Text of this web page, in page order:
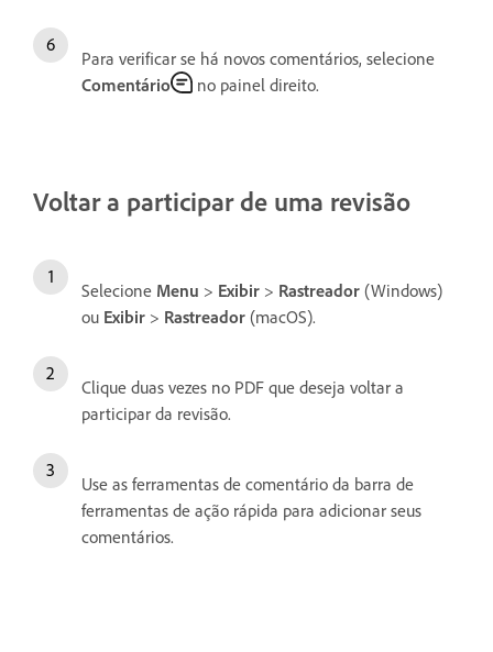
Para verificar se há novos comentários, selecione
Comentário
no painel direito.
Voltar a participar de uma revisão
Selecione Menu > Exibir > Rastreador (Windows)
ou Exibir > Rastreador (macOS).
Clique duas vezes no PDF que deseja voltar a
participar da revisão.
Use as ferramentas de comentário da barra de
ferramentas de ação rápida para adicionar seus
comentários.